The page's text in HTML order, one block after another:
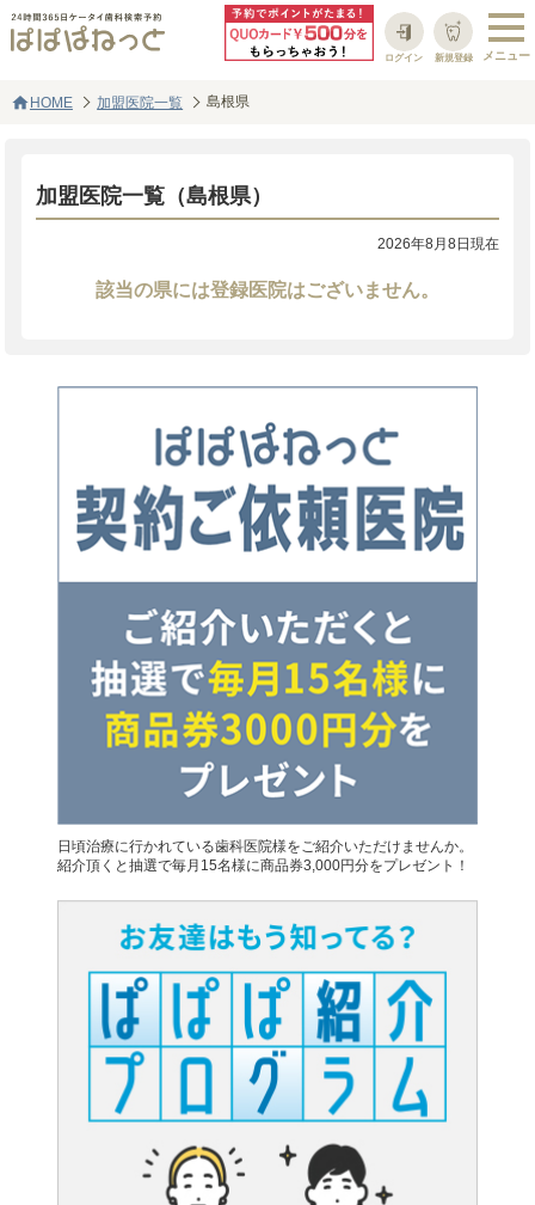
新規登録
ログイン
homeHOME 加盟医院一覧 島根県
加盟医院一覧（島根県）
2026年8月8日現在
該当の県には登録医院はございません。
日頃治療に行かれている歯科医院様をご紹介いただけませんか。
紹介頂くと抽選で毎月15名様に商品券3,000円分をプレゼント！